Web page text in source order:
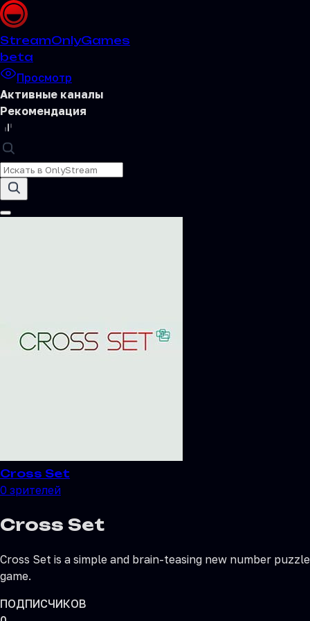
StreamOnlyGames
beta
Просмотр
Активные каналы
Рекомендация
Cross Set
0 зрителей
Cross Set
Cross Set is a simple and brain-teasing new number puzzle
game.
ПОДПИСЧИКОВ